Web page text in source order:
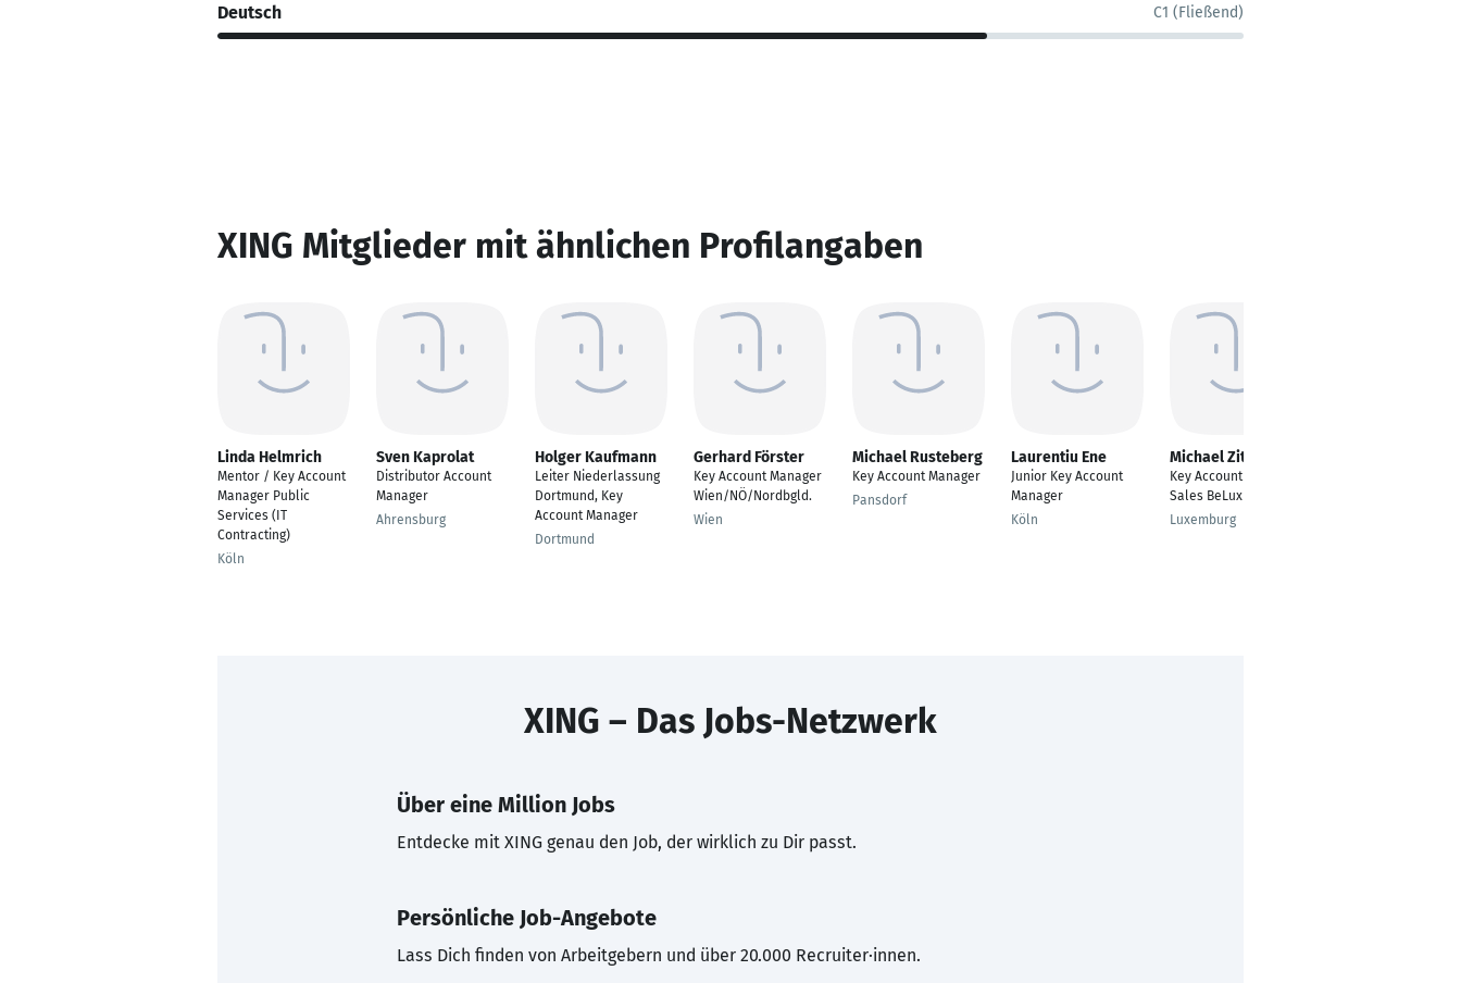
Deutsch C1 (Fließend)
XING Mitglieder mit ähnlichen Profilangaben
Linda Helmrich
Mentor / Key Account
Manager Public
Services (IT
Contracting)
Köln
Sven Kaprolat
Distributor Account
Manager
Ahrensburg
Holger Kaufmann
Leiter Niederlassung
Dortmund, Key
Account Manager
Dortmund
Gerhard Förster
Key Account Manager
Wien/NÖ/Nordbgld.
Wien
Michael Rusteberg
Key Account Manager
Pansdorf
Laurentiu Ene
Junior Key Account
Manager
Köln
Michael Zitouni
Key Account Manager
Sales BeLux
Luxemburg
XING – Das Jobs-Netzwerk
Über eine Million Jobs
Entdecke mit XING genau den Job, der wirklich zu Dir passt.
Persönliche Job-Angebote
Lass Dich finden von Arbeitgebern und über 20.000 Recruiter·innen.